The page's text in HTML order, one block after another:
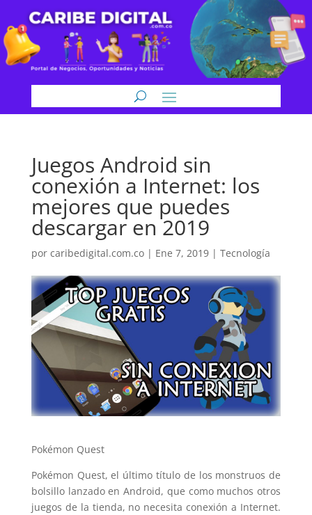
Juegos Android sin
conexión a Internet: los
mejores que puedes
descargar en 2019
por caribedigital.com.co| Ene 7, 2019| Tecnología
Pokémon Quest
Pokémon Quest, el último título de los monstruos de
bolsillo lanzado en Android, que como muchos otros
juegos de la tienda, no necesita conexión a Internet.